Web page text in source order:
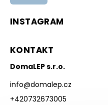
INSTAGRAM
KONTAKT
DomaLEP s.r.o.
info@domalep.cz
+420732673005